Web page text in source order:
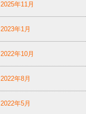
2025年11月
2023年1月
2022年10月
2022年8月
2022年5月